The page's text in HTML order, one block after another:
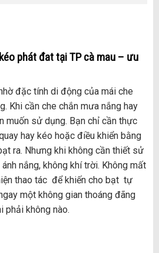
phát đat tại TPcà mau– ưu
đặc tính di động của mái che
Khi cần che chắn mưa nắng hay
muốn sử dụng. Bạn chỉ cần thực
hay kéo hoặc điều khiển bằng
ra. Nhưng khi không cần thiết sử
nắng, không khí trời. Không mất
thao tác để khiến cho bạt tự
một không gian thoáng đãng
phải không nào.